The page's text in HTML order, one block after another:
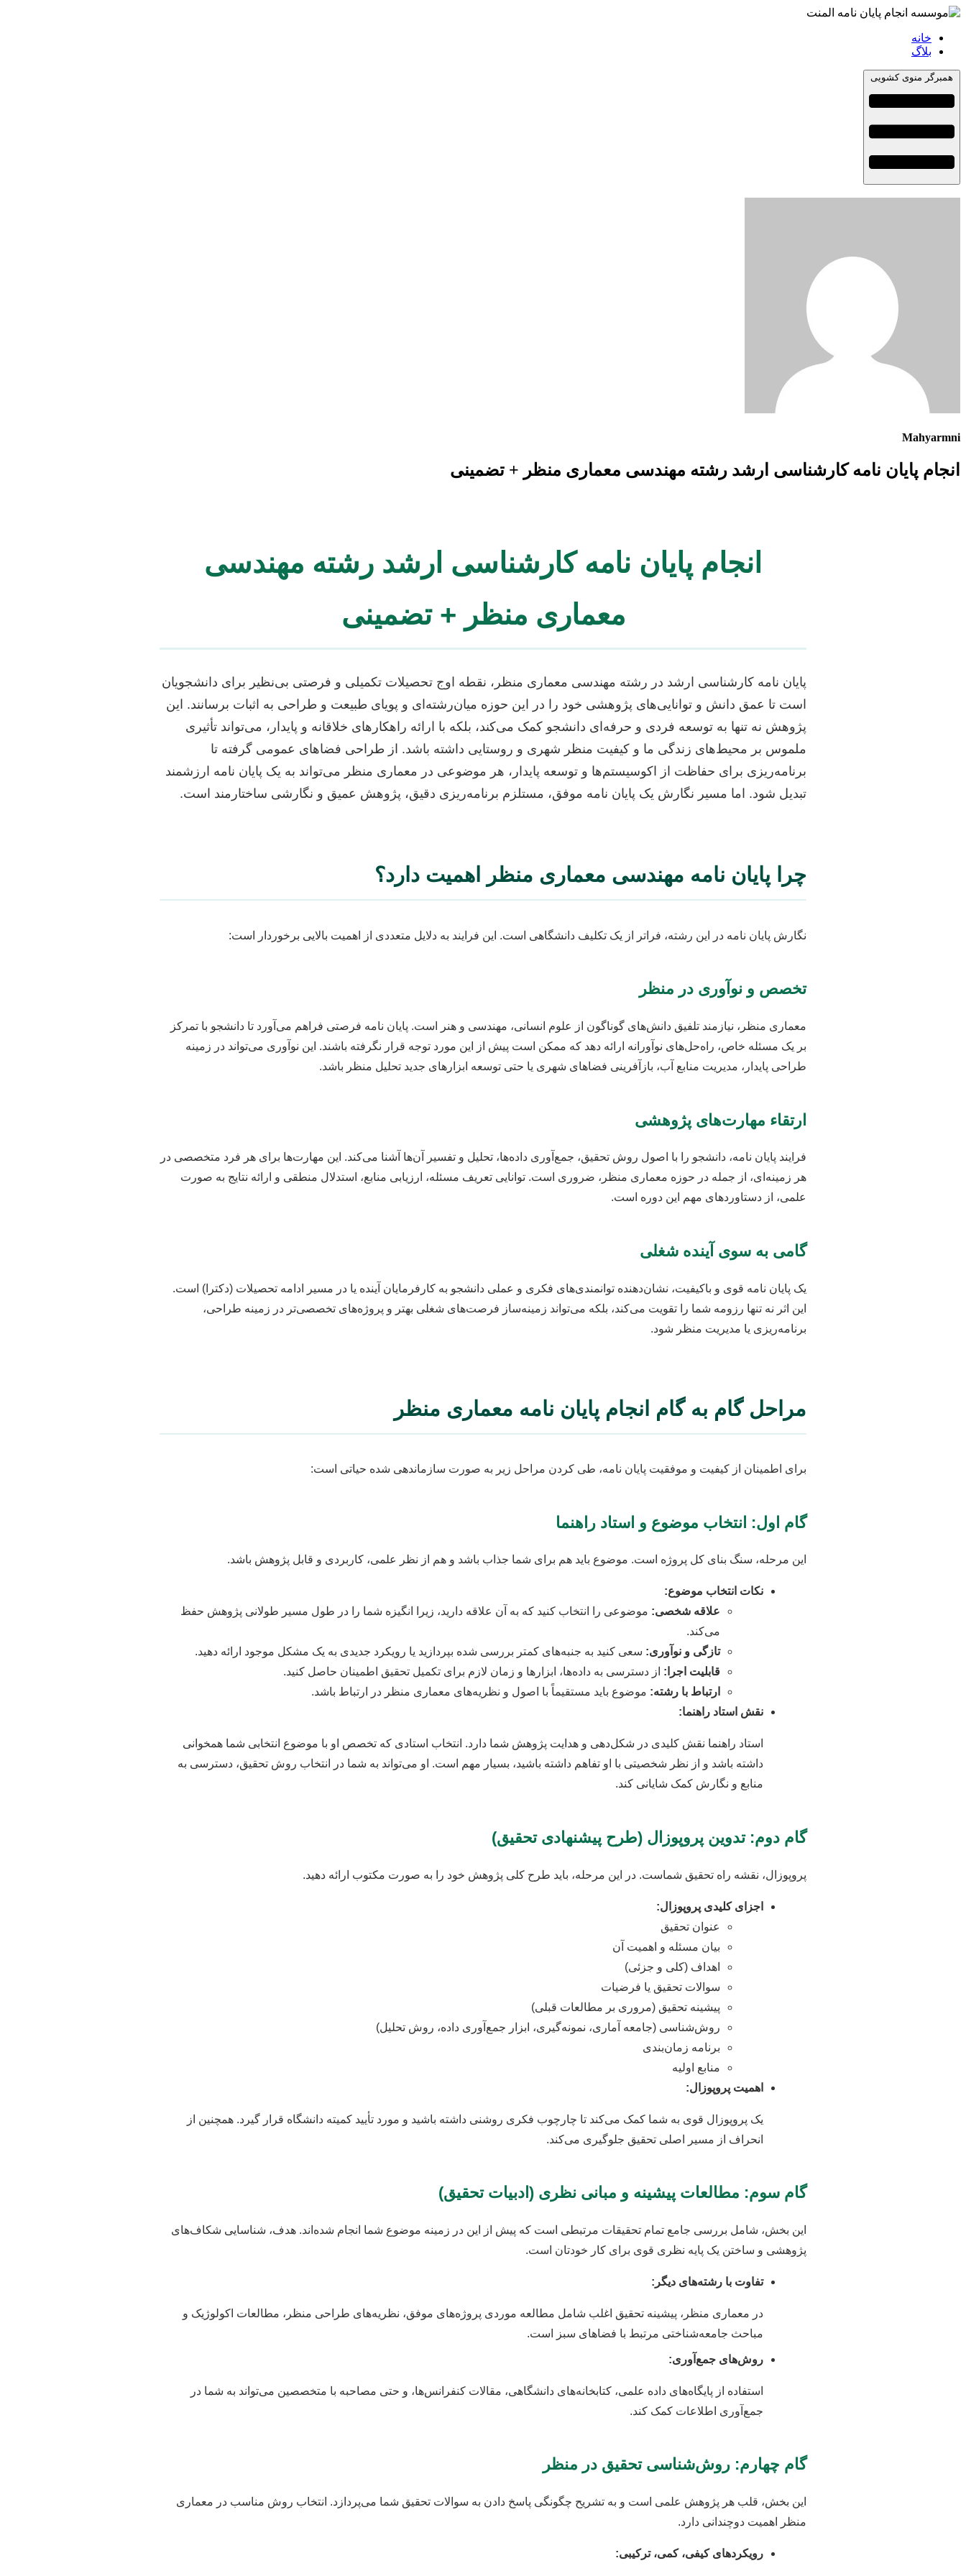
خانه
بلاگ
همبرگر منوی کشویی
Mahyarmni
انجام پایان نامه کارشناسی ارشد رشته مهندسی معماری منظر + تضمینی
انجام پایان نامه کارشناسی ارشد رشته مهندسی
معماری منظر + تضمینی
پایان نامه کارشناسی ارشد در رشته مهندسی معماری منظر، نقطه اوج تحصیلات تکمیلی و فرصتی بی‌نظیر برای دانشجویان
است تا عمق دانش و توانایی‌های پژوهشی خود را در این حوزه میان‌رشته‌ای و پویای طبیعت و طراحی به اثبات برسانند. این
پژوهش نه تنها به توسعه فردی و حرفه‌ای دانشجو کمک می‌کند، بلکه با ارائه راهکارهای خلاقانه و پایدار، می‌تواند تأثیری
ملموس بر محیط‌های زندگی ما و کیفیت منظر شهری و روستایی داشته باشد. از طراحی فضاهای عمومی گرفته تا
برنامه‌ریزی برای حفاظت از اکوسیستم‌ها و توسعه پایدار، هر موضوعی در معماری منظر می‌تواند به یک پایان نامه ارزشمند
تبدیل شود. اما مسیر نگارش یک پایان نامه موفق، مستلزم برنامه‌ریزی دقیق، پژوهش عمیق و نگارشی ساختارمند است.
چرا پایان نامه مهندسی معماری منظر اهمیت دارد؟
نگارش پایان نامه در این رشته، فراتر از یک تکلیف دانشگاهی است. این فرایند به دلایل متعددی از اهمیت بالایی برخوردار است:
تخصص و نوآوری در منظر
معماری منظر، نیازمند تلفیق دانش‌های گوناگون از علوم انسانی، مهندسی و هنر است. پایان نامه فرصتی فراهم می‌آورد تا دانشجو با تمرکز
بر یک مسئله خاص، راه‌حل‌های نوآورانه ارائه دهد که ممکن است پیش از این مورد توجه قرار نگرفته باشند. این نوآوری می‌تواند در زمینه
طراحی پایدار، مدیریت منابع آب، بازآفرینی فضاهای شهری یا حتی توسعه ابزارهای جدید تحلیل منظر باشد.
ارتقاء مهارت‌های پژوهشی
فرایند پایان نامه، دانشجو را با اصول روش تحقیق، جمع‌آوری داده‌ها، تحلیل و تفسیر آن‌ها آشنا می‌کند. این مهارت‌ها برای هر فرد متخصصی در
هر زمینه‌ای، از جمله در حوزه معماری منظر، ضروری است. توانایی تعریف مسئله، ارزیابی منابع، استدلال منطقی و ارائه نتایج به صورت
علمی، از دستاوردهای مهم این دوره است.
گامی به سوی آینده شغلی
یک پایان نامه قوی و باکیفیت، نشان‌دهنده توانمندی‌های فکری و عملی دانشجو به کارفرمایان آینده یا در مسیر ادامه تحصیلات (دکترا) است.
این اثر نه تنها رزومه شما را تقویت می‌کند، بلکه می‌تواند زمینه‌ساز فرصت‌های شغلی بهتر و پروژه‌های تخصصی‌تر در زمینه طراحی،
برنامه‌ریزی یا مدیریت منظر شود.
مراحل گام به گام انجام پایان نامه معماری منظر
برای اطمینان از کیفیت و موفقیت پایان نامه، طی کردن مراحل زیر به صورت سازماندهی شده حیاتی است:
گام اول: انتخاب موضوع و استاد راهنما
این مرحله، سنگ بنای کل پروژه است. موضوع باید هم برای شما جذاب باشد و هم از نظر علمی، کاربردی و قابل پژوهش باشد.
نکات انتخاب موضوع:
علاقه شخصی: موضوعی را انتخاب کنید که به آن علاقه دارید، زیرا انگیزه شما را در طول مسیر طولانی پژوهش حفظ
می‌کند.
تازگی و نوآوری: سعی کنید به جنبه‌های کمتر بررسی شده بپردازید یا رویکرد جدیدی به یک مشکل موجود ارائه دهید.
قابلیت اجرا: از دسترسی به داده‌ها، ابزارها و زمان لازم برای تکمیل تحقیق اطمینان حاصل کنید.
ارتباط با رشته: موضوع باید مستقیماً با اصول و نظریه‌های معماری منظر در ارتباط باشد.
نقش استاد راهنما:
استاد راهنما نقش کلیدی در شکل‌دهی و هدایت پژوهش شما دارد. انتخاب استادی که تخصص او با موضوع انتخابی شما همخوانی
داشته باشد و از نظر شخصیتی با او تفاهم داشته باشید، بسیار مهم است. او می‌تواند به شما در انتخاب روش تحقیق، دسترسی به
منابع و نگارش کمک شایانی کند.
گام دوم: تدوین پروپوزال (طرح پیشنهادی تحقیق)
پروپوزال، نقشه راه تحقیق شماست. در این مرحله، باید طرح کلی پژوهش خود را به صورت مکتوب ارائه دهید.
اجزای کلیدی پروپوزال:
عنوان تحقیق
بیان مسئله و اهمیت آن
اهداف (کلی و جزئی)
سوالات تحقیق یا فرضیات
پیشینه تحقیق (مروری بر مطالعات قبلی)
روش‌شناسی (جامعه آماری، نمونه‌گیری، ابزار جمع‌آوری داده، روش تحلیل)
برنامه زمان‌بندی
منابع اولیه
اهمیت پروپوزال:
یک پروپوزال قوی به شما کمک می‌کند تا چارچوب فکری روشنی داشته باشید و مورد تأیید کمیته دانشگاه قرار گیرد. همچنین از
انحراف از مسیر اصلی تحقیق جلوگیری می‌کند.
گام سوم: مطالعات پیشینه و مبانی نظری (ادبیات تحقیق)
این بخش، شامل بررسی جامع تمام تحقیقات مرتبطی است که پیش از این در زمینه موضوع شما انجام شده‌اند. هدف، شناسایی شکاف‌های
پژوهشی و ساختن یک پایه نظری قوی برای کار خودتان است.
تفاوت با رشته‌های دیگر:
در معماری منظر، پیشینه تحقیق اغلب شامل مطالعه موردی پروژه‌های موفق، نظریه‌های طراحی منظر، مطالعات اکولوژیک و
مباحث جامعه‌شناختی مرتبط با فضاهای سبز است.
روش‌های جمع‌آوری:
استفاده از پایگاه‌های داده علمی، کتابخانه‌های دانشگاهی، مقالات کنفرانس‌ها، و حتی مصاحبه با متخصصین می‌تواند به شما در
جمع‌آوری اطلاعات کمک کند.
گام چهارم: روش‌شناسی تحقیق در منظر
این بخش، قلب هر پژوهش علمی است و به تشریح چگونگی پاسخ دادن به سوالات تحقیق شما می‌پردازد. انتخاب روش مناسب در معماری
منظر اهمیت دوچندانی دارد.
رویکردهای کیفی، کمی، ترکیبی: